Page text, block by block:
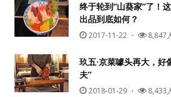
终于轮到“山葵家”了！
出品到底如何？
2017-11-22 ・ 8,847
玖五·京菜噱头再大，好
夫”
2018-01-29 ・ 8,433